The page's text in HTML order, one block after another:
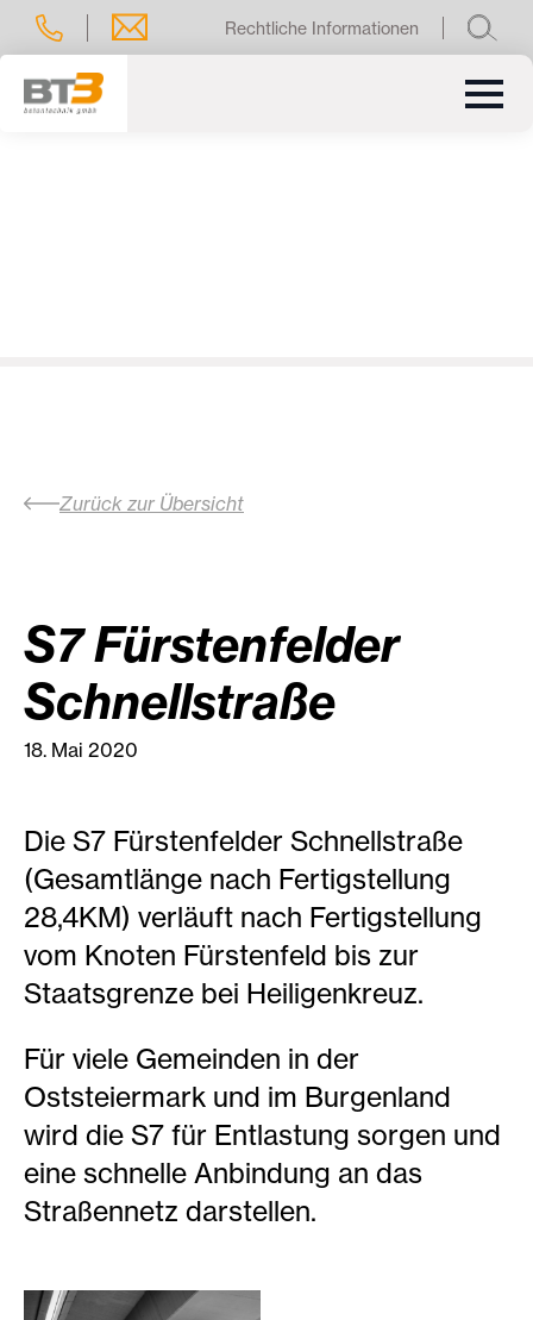
Rechtliche Informationen
Zurück zur Übersicht
S7 Fürstenfelder
Schnellstraße
18. Mai 2020
Die S7 Fürstenfelder Schnellstraße
(Gesamtlänge nach Fertigstellung
28,4KM) verläuft nach Fertigstellung
vom Knoten Fürstenfeld bis zur
Staatsgrenze bei Heiligenkreuz.
Für viele Gemeinden in der
Oststeiermark und im Burgenland
wird die S7 für Entlastung sorgen und
eine schnelle Anbindung an das
Straßennetz darstellen.